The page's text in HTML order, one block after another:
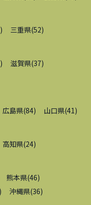
) 三重県(52)
) 滋賀県(37)
広島県(84) 山口県(41)
高知県(24)
熊本県(46)
) 沖縄県(36)